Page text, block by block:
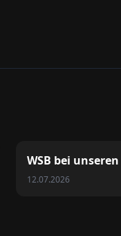
WSB bei
12.07.2026